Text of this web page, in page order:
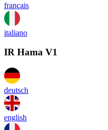
français
italiano
IR Hama V1
deutsch
english